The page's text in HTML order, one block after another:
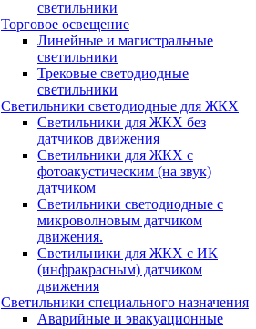
светильники
Торговое освещение
Линейные и магистральные
светильники
Трековые светодиодные
светильники
Светильники светодиодные для ЖКХ
Светильники для ЖКХ без
датчиков движения
Светильники для ЖКХ с
фотоакустическим (на звук)
датчиком
Светильники светодиодные с
микроволновым датчиком
движения.
Светильники для ЖКХ с ИК
(инфракрасным) датчиком
движения
Светильники специального назначения
Аварийные и эвакуационные